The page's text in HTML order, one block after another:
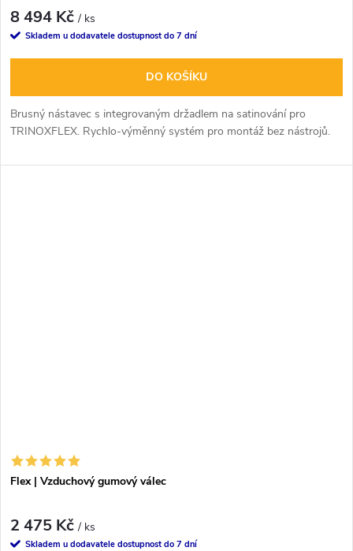
8 494 Kč/ ks
Skladem u dodavatele dostupnost do 7 dní
DO KOŠÍKU
Brusný nástavec s integrovaným držadlem na satinování pro
TRINOXFLEX. Rychlo-výměnný systém pro montáž bez nástrojů.
Flex | Vzduchový gumový válec
2 475 Kč/ ks
Skladem u dodavatele dostupnost do 7 dní